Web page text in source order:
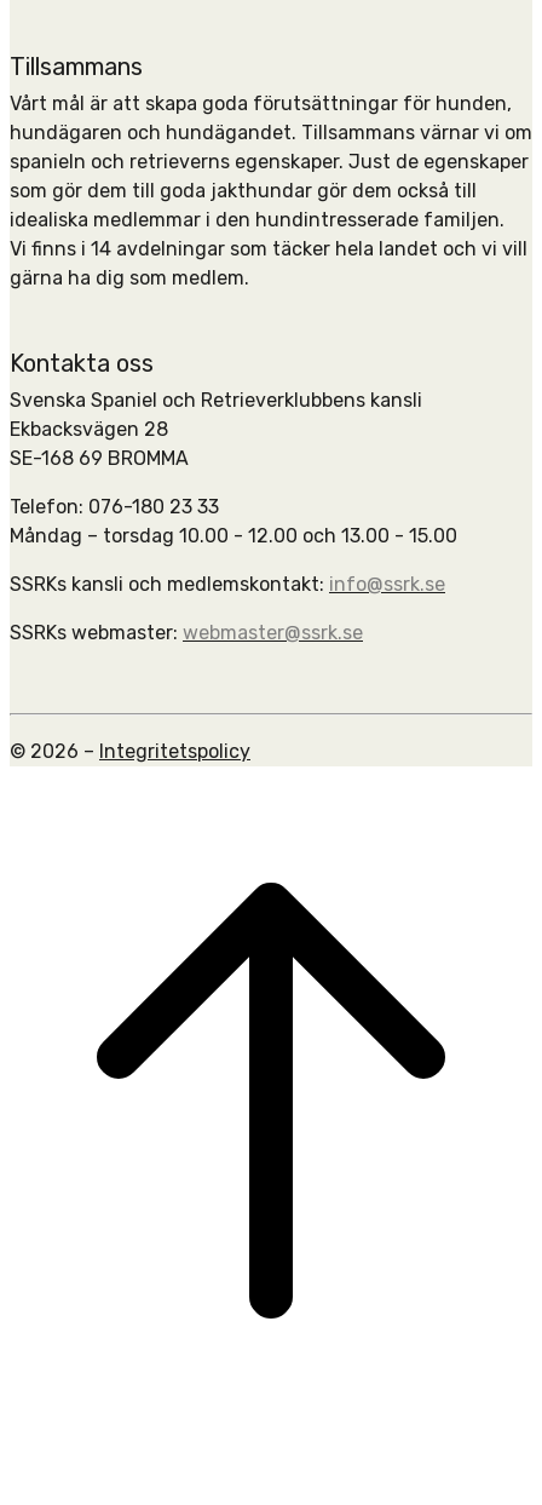
Tillsammans
Vårt mål är att skapa goda förutsättningar för hunden,
hundägaren och hundägandet. Tillsammans värnar vi om
spanieln och retrieverns egenskaper. Just de egenskaper
som gör dem till goda jakthundar gör dem också till
idealiska medlemmar i den hundintresserade familjen.
Vi finns i 14 avdelningar som täcker hela landet och vi vill
gärna ha dig som medlem.
Kontakta oss
Svenska Spaniel och Retrieverklubbens kansli
Ekbacksvägen 28
SE-168 69 BROMMA
Telefon: 076-180 23 33
Måndag – torsdag 10.00 - 12.00 och 13.00 - 15.00
SSRKs kansli och medlemskontakt: info@ssrk.se
SSRKs webmaster: webmaster@ssrk.se
© 2026 – Integritetspolicy